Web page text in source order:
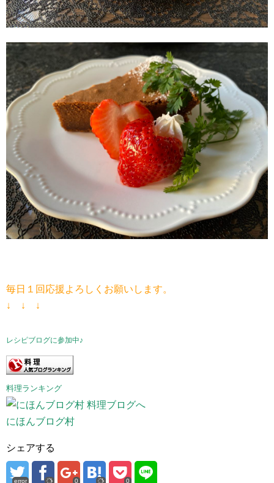
毎日１回応援よろしくお願いします。
↓ ↓ ↓
レシピブログに参加中♪
料理ランキング
にほんブログ村
シェアする
error 0 0